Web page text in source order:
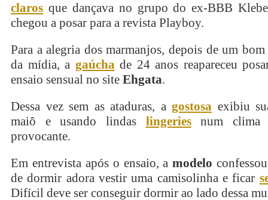
claros que dançava no grupo do ex-BBB
chegou a posar para a revista Playboy.
Para a alegria dos marmanjos, depois de um
da mídia, a gaúcha de 24 anos reapareceu
ensaio sensual no site Ehgata.
Dessa vez sem as ataduras, a gostosa exibiu
maiô e usando lindas lingeriesnum clima
provocante.
Em entrevista após o ensaio, amodelo
de dormir adora vestir uma camisolinha e ficar
Difícil deve ser conseguir dormir ao lado dessa